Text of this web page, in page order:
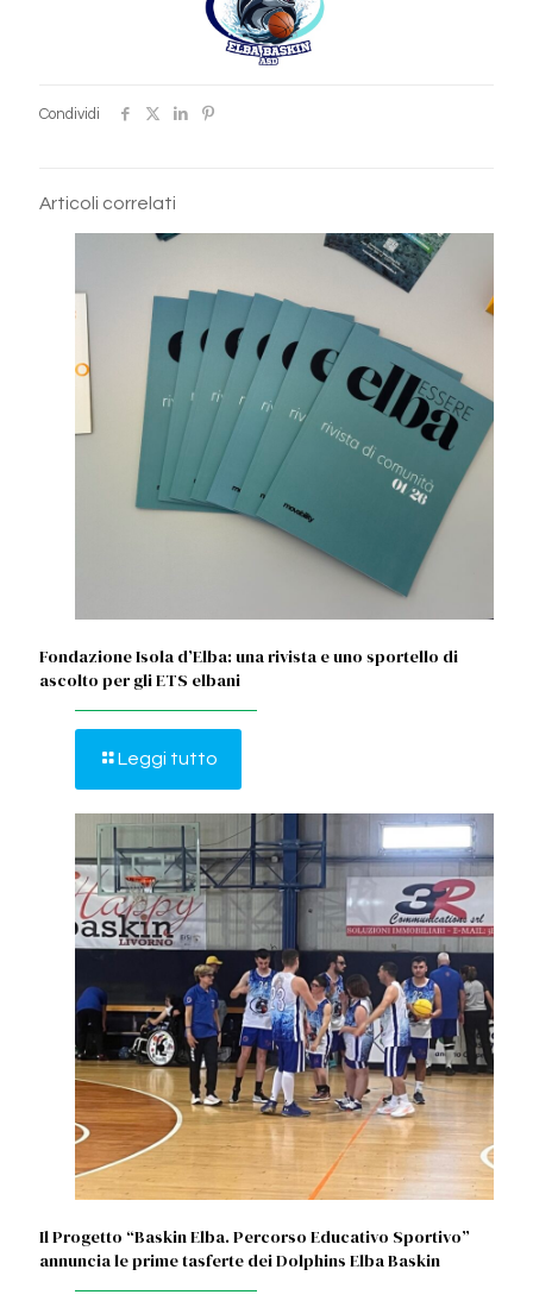
Condividi
Articoli correlati
Fondazione Isola d’Elba: una rivista e uno sportello di
ascolto per gli ETS elbani
Leggi tutto
Il Progetto “Baskin Elba. Percorso Educativo Sportivo”
annuncia le prime tasferte dei Dolphins Elba Baskin